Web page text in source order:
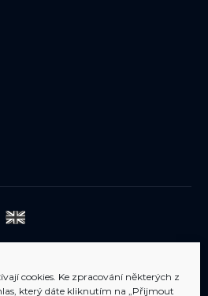
cookies. Ke zpracování některých z
který dáte kliknutím na „Přijmout